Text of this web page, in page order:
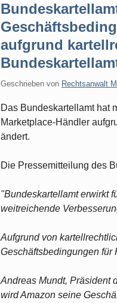
aufgrund
Geschrieben von Rechtsanwalt
Das Bundeskartellamt hat
Marketplace-Händler
ändert.
Die Pressemitteilung des
"Bundeskartellamt erwirkt
weitreichende
Aufgrund von
Geschäftsbedingungen für
Andreas Mundt, Präsident
wird Amazon seine